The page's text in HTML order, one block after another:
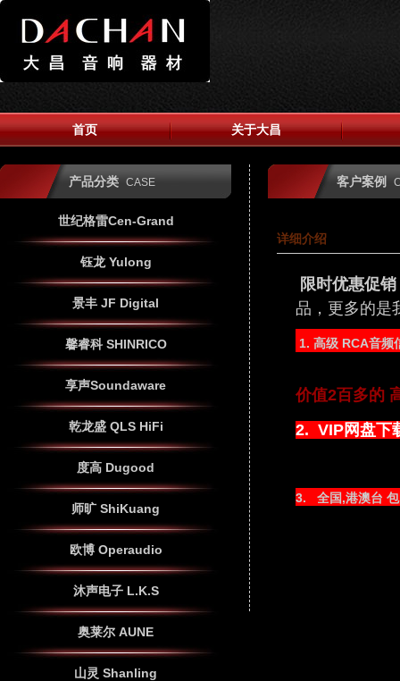
首页 关于大昌
产品分类 CASE
世纪格雷Cen-Grand
钰龙 Yulong
景丰 JF Digital
馨睿科 SHINRICO
享声Soundaware
乾龙盛 QLS HiFi
度高 Dugood
师旷 ShiKuang
欧博 Operaudio
沐声电子 L.K.S
奥莱尔 AUNE
山灵 Shanling
客户案例
详细介绍
限时优惠促
品，更多的是
1. 高级 RCA音频
价值2百多的
2. VIP网盘下
3. 全国,港澳台